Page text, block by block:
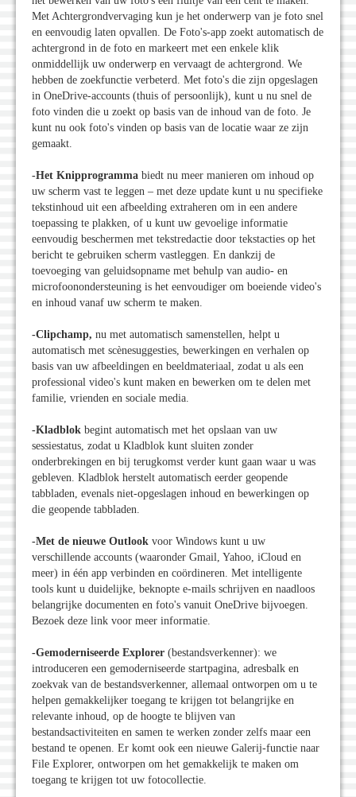
Met Achtergrondvervaging kun je het onderwerp van je foto snel
en eenvoudig laten opvallen. De Foto's-app zoekt automatisch de
achtergrond in de foto en markeert met een enkele klik
onmiddellijk uw onderwerp en vervaagt de achtergrond. We
hebben de zoekfunctie verbeterd. Met foto's die zijn opgeslagen
in OneDrive-accounts (thuis of persoonlijk), kunt u nu snel de
foto vinden die u zoekt op basis van de inhoud van de foto. Je
kunt nu ook foto's vinden op basis van de locatie waar ze zijn
gemaakt.
-Het Knipprogramma biedt nu meer manieren om inhoud op
uw scherm vast te leggen – met deze update kunt u nu specifieke
tekstinhoud uit een afbeelding extraheren om in een andere
toepassing te plakken, of u kunt uw gevoelige informatie
eenvoudig beschermen met tekstredactie door tekstacties op het
bericht te gebruiken scherm vastleggen. En dankzij de
toevoeging van geluidsopname met behulp van audio- en
microfoonondersteuning is het eenvoudiger om boeiende video's
en inhoud vanaf uw scherm te maken.
-Clipchamp, nu met automatisch samenstellen, helpt u
automatisch met scènesuggesties, bewerkingen en verhalen op
basis van uw afbeeldingen en beeldmateriaal, zodat u als een
professional video's kunt maken en bewerken om te delen met
familie, vrienden en sociale media.
-Kladblok begint automatisch met het opslaan van uw
sessiestatus, zodat u Kladblok kunt sluiten zonder
onderbrekingen en bij terugkomst verder kunt gaan waar u was
gebleven. Kladblok herstelt automatisch eerder geopende
tabbladen, evenals niet-opgeslagen inhoud en bewerkingen op
die geopende tabbladen.
-Met de nieuwe Outlook voor Windows kunt u uw
verschillende accounts (waaronder Gmail, Yahoo, iCloud en
meer) in één app verbinden en coördineren. Met intelligente
tools kunt u duidelijke, beknopte e-mails schrijven en naadloos
belangrijke documenten en foto's vanuit OneDrive bijvoegen.
Bezoek deze link voor meer informatie.
-Gemoderniseerde Explorer (bestandsverkenner): we
introduceren een gemoderniseerde startpagina, adresbalk en
zoekvak van de bestandsverkenner, allemaal ontworpen om u te
helpen gemakkelijker toegang te krijgen tot belangrijke en
relevante inhoud, op de hoogte te blijven van
bestandsactiviteiten en samen te werken zonder zelfs maar een
bestand te openen. Er komt ook een nieuwe Galerij-functie naar
File Explorer, ontworpen om het gemakkelijk te maken om
toegang te krijgen tot uw fotocollectie.